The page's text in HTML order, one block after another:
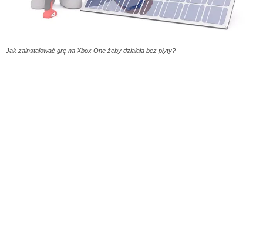
Jak zainstalować grę na Xbox One żeby działała bez płyty?